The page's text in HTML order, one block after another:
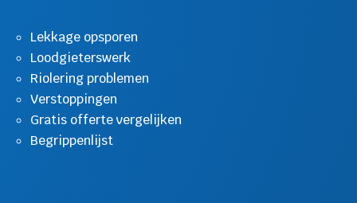
Lekkage opsporen
Loodgieterswerk
Riolering problemen
Verstoppingen
Gratis offerte vergelijken
Begrippenlijst